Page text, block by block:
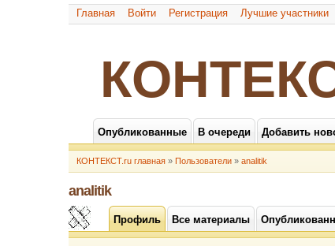
Главная Войти Регистрация Лучшие участники
Опубликованные В очереди Добавить
КОНТЕКСТ.ru главная »Пользователи »analitik
analitik
Профиль Все материалы